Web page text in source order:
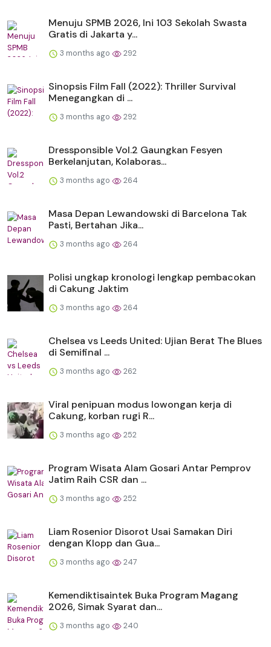
Menuju SPMB 2026, Ini 103 Sekolah Swasta
Gratis di Jakarta y...
3 months ago 292
Sinopsis Film Fall (2022): Thriller Survival
Menegangkan di ...
3 months ago 292
Dressponsible Vol.2 Gaungkan Fesyen
Berkelanjutan, Kolaboras...
3 months ago 264
Masa Depan Lewandowski di Barcelona Tak
Pasti, Bertahan Jika...
3 months ago 264
Polisi ungkap kronologi lengkap pembacokan
di Cakung Jaktim
3 months ago 264
Chelsea vs Leeds United: Ujian Berat The Blues
di Semifinal ...
3 months ago 262
Viral penipuan modus lowongan kerja di
Cakung, korban rugi R...
3 months ago 252
Program Wisata Alam Gosari Antar Pemprov
Jatim Raih CSR dan ...
3 months ago 252
Liam Rosenior Disorot Usai Samakan Diri
dengan Klopp dan Gua...
3 months ago 247
Kemendiktisaintek Buka Program Magang
2026, Simak Syarat dan...
3 months ago 240